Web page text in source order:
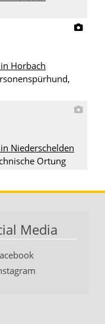
Horbach
Niederschelden
Ortung
Media